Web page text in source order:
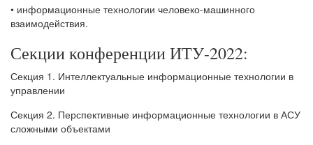
• информационные технологии человеко-машинного
взаимодействия.
Секции конференции ИТУ-2022:
Секция 1. Интеллектуальные информационные технологии в
управлении
Секция 2. Перспективные информационные технологии в АСУ
сложными объектами